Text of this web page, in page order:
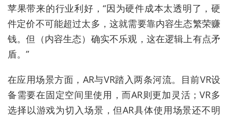
苹果带来的行业利好，“因为硬件成本太透明了，硬
件定价不可能超过太多，这就需要靠内容生态繁荣赚
钱。但（内容生态）确实不乐观，这在逻辑上有点矛
盾。”
在应用场景方面，AR与VR踏入两条河流。目前VR设
备需要在固定空间里使用，而AR则更加灵活；VR多
选择以游戏为切入场景，但AR具体使用场景还不明